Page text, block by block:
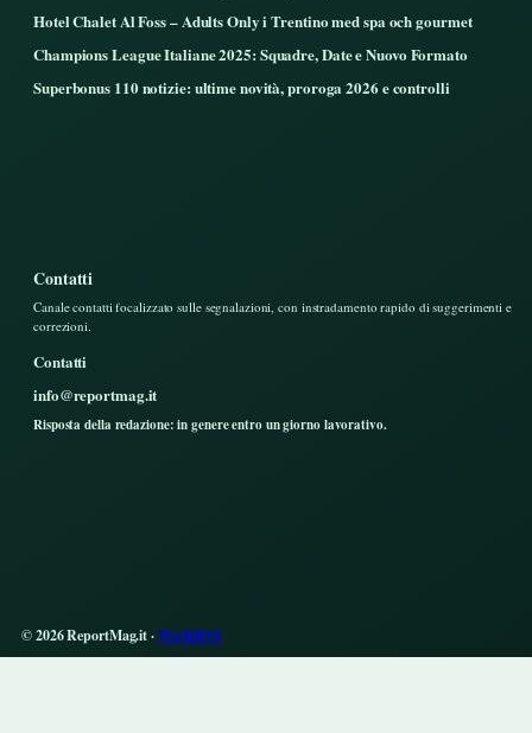
Hotel Chalet Al Foss – Adults Only i Trentino med spa och gourmet
Champions League Italiane 2025: Squadre, Date e Nuovo Formato
Superbonus 110 notizie: ultime novità, proroga 2026 e controlli
Contatti
Canale contatti focalizzato sulle segnalazioni, con instradamento rapido di suggerimenti e
correzioni.
Contatti
info@reportmag.it
Risposta della redazione: in genere entro un giorno lavorativo.
© 2026 ReportMag.it ·WorldRSS